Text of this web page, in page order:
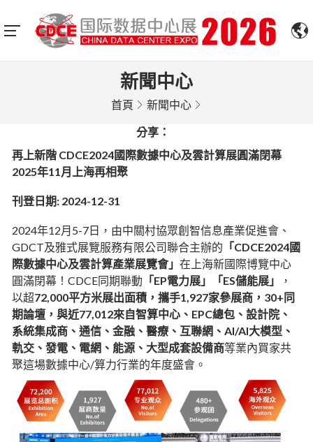
新聞中心
首頁 新聞中心
分享：
再上新階 CDCE2024國際數據中心及雲計算展圓滿閉幕
2025年11月上海再相聚
刊登日期: 2024-12-31
2024年12月5-7日，由中關村協眾創智信息產業促進會、
GDCT及雅式展覽服務有限公司聯合主辦的 「CDCE2024國
際數據中心及雲計算產業展覽會」 在上海新國際博覽中心
圓滿閉幕！CDCE同期聯動 「EP電力展」「ES儲能展」
，
以超72,000平方米展出面積，攜手1,927家參展商，30+同
期論壇，與近77,012來自智算中心、EPC總包、設計院、
系統集成商、通信、金融、醫療、互聯網、AI/AI大模型、
軌交、發電、電網、能源、大型成套設備商等業內買家共
聚這場數據中心/算力行業的年度盛會。